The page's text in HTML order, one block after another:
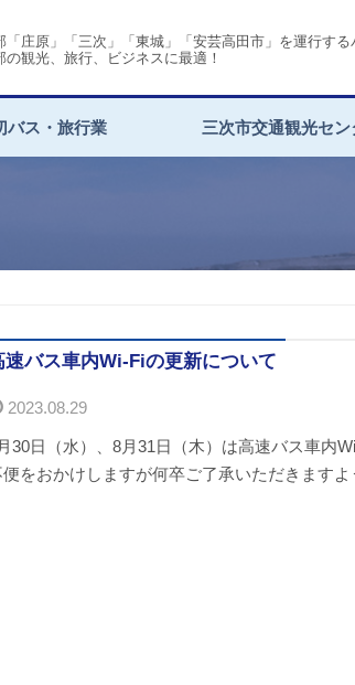
「庄原」「三次」「東城」「安芸高田市」を運行する
の観光、旅行、ビジネスに最適！
バス・旅行業 三次市交通観光セン
速バス車内Wi-Fiの更新について
2023.08.29
30日（水）、8月31日（木）は高速バス車内
便をおかけしますが何卒ご了承いただきます